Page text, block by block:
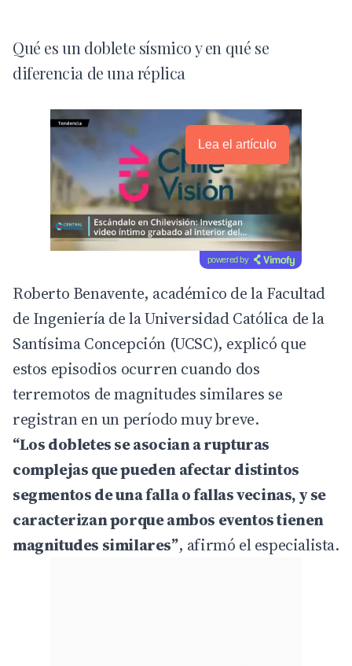
Qué es un doblete sísmico y en qué se
diferencia de una réplica
Lea el artículo
powered by
Roberto Benavente, académico de la Facultad
de Ingeniería de la Universidad Católica de la
Santísima Concepción (UCSC), explicó que
estos episodios ocurren cuando dos
terremotos de magnitudes similares se
registran en un período muy breve.
“Los dobletes se asocian a rupturas
complejas que pueden afectar distintos
segmentos de una falla o fallas vecinas, y se
caracterizan porque ambos eventos tienen
magnitudes similares”, afirmó el especialista.